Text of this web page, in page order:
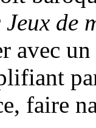
Jeux de
avec
faire